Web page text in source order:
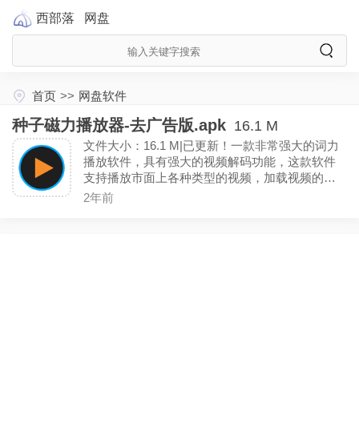
西部落 网盘
首页 >> 网盘软件
种子磁力播放器-去广告版.apk 16.1 M
文件大小：16.1 M|已更新！一款非常强大的词力
播放软件，具有强大的视频解码功能，这款软件
支持播放市面上各种类型的视频，加载视频的速
度非常快，能够让你享受速播放的乐趣！软件界
2年前